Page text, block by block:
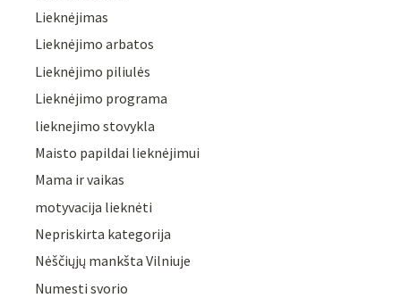
Lieknėjimas
Lieknėjimo arbatos
Lieknėjimo piliulės
Lieknėjimo programa
lieknejimo stovykla
Maisto papildai lieknėjimui
Mama ir vaikas
motyvacija lieknėti
Nepriskirta kategorija
Nėščiųjų mankšta Vilniuje
Numesti svorio